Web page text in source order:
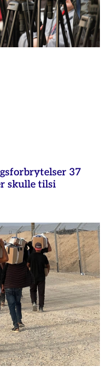
37
skulle tilsi